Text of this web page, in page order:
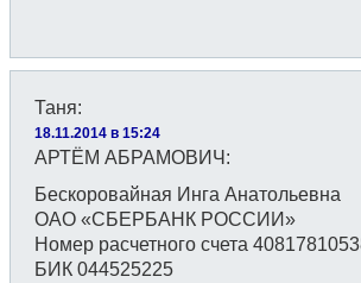
Таня:
18.11.2014 в 15:24
АРТЁМ АБРАМОВИЧ:
Бескоровайная Инга Анатольевна
ОАО «СБЕРБАНК РОССИИ»
Номер расчетного счета
БИК 044525225